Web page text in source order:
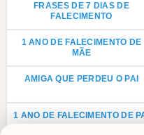
FRASES DE 7 DIAS DE
FALECIMENTO
1 ANO DE FALECIMENTO DE
MÃE
AMIGA QUE PERDEU O PAI
1 ANO DE FALECIMENTO DE